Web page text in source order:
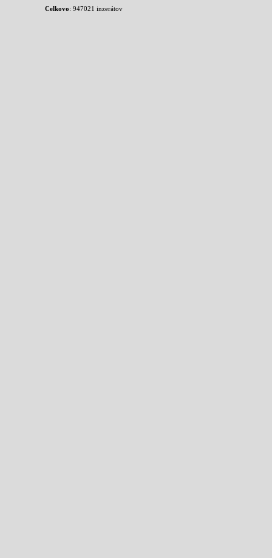
Celkovo: 947021 inzerátov